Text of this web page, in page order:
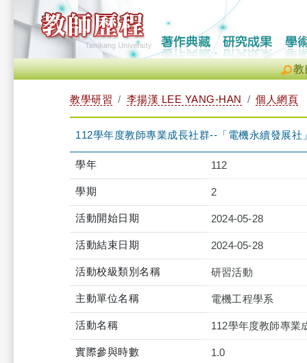
教
教學研習 李揚漢 LEE YANG-HAN 個人網頁
112學年度教師專業成長社群--「電機永續發展
學年 112
學期 2
活動開始日期 2024-05-28
活動結束日期 2024-05-28
活動校級類別名稱 研習活動
主動單位名稱 電機工程學系
活動名稱 112學年度教師專業
實際參與時數 1.0